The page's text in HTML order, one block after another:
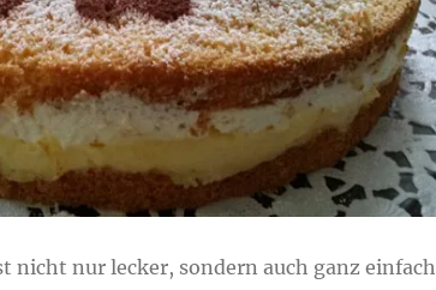
nicht nur lecker, sondern auch ganz einfach